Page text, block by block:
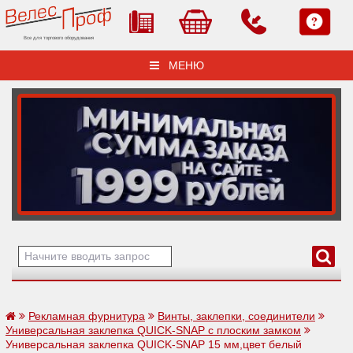
Все для торгового оборудования
МЕНЮ
Рекламная фурнитура
Винты, заклепки, соединители
Универсальная заклепка QUICK-SNAP с плоским замком
Универсальная заклепка QUICK-SNAP 15 мм,цвет белый